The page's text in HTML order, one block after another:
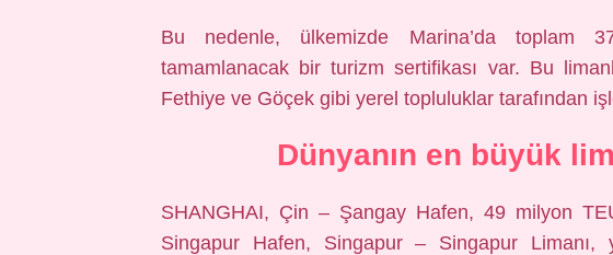
Bu nedenle, ülkemizde Marina’da toplam
tamamlanacak bir turizm sertifikası var. Bu
Fethiye ve Göçek gibi yerel topluluklar tarafından
Dünyanın en büyük
SHANGHAI, Çin – Şangay Hafen, 49 milyon
Singapur Hafen, Singapur – Singapur Limanı,